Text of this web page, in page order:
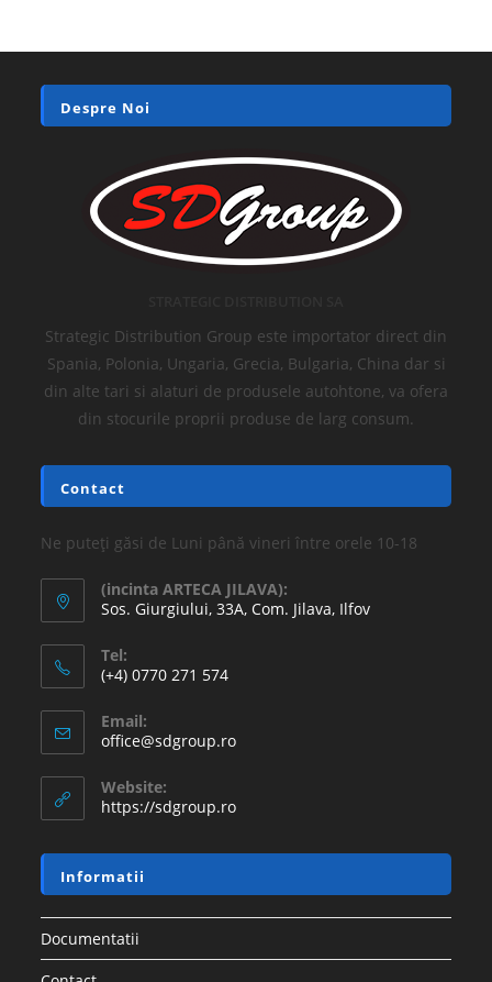
Despre Noi
Strategic Distribution Group este importator direct din
Spania, Polonia, Ungaria, Grecia, Bulgaria, China dar si
din alte tari si alaturi de produsele autohtone, va ofera
din stocurile proprii produse de larg consum.
Contact
Ne puteți găsi de Luni până vineri între orele 10-18
(incinta ARTECA JILAVA):
Sos. Giurgiului, 33A, Com. Jilava, Ilfov
Tel:
(+4) 0770 271 574
Email:
office@sdgroup.ro
Website:
https://sdgroup.ro
Informatii
Documentatii